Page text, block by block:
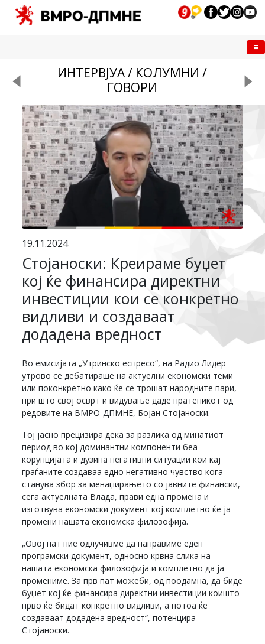
ИНТЕРВЈУА / КОЛУМНИ /
ГОВОРИ
19.11.2024
Стојаноски: Креираме буџет
кој ќе финансира директни
инвестиции кои се конкретно
видливи и создаваат
додадена вредност
Во емисијата „Утринско еспресо“, на Радио Лидер
утрово се дебатираше на актуелни економски теми
или поконкретно како ќе се трошат народните пари,
при што свој осврт и видување даде пратеникот од
редовите на ВМРО-ДПМНЕ, Бојан Стојаноски.
Тој јасно прецизира дека за разлика од минатиот
период во кој доминантни компоненти беа
корупцијата и дузина негативни ситуации кои кај
граѓаните создаваа едно негативно чувство кога
станува збор за менаџирањето со јавните финансии,
сега актуелната Влада, прави една промена и
изготвува економски документ кој комплетно ќе ја
промени нашата економска филозофија.
„Овој пат ние одлучивме да направиме еден
програмски документ, односно крвна слика на
нашата економска филозофија и комплетно да ја
промениме. За прв пат можеби, од поодамна, да биде
буџет кој ќе финансира директни инвестиции коишто
прво ќе бидат конкретно видливи, а потоа ќе
создаваат додадена вредност“, потенцира
Стојаноски.